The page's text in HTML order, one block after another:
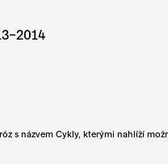
s názvem Cykly, kterými nahlíží